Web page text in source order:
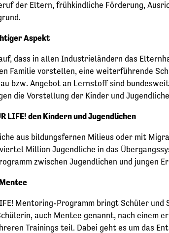
der Eltern, frühkindliche Förderung,
Aspekt
dass in allen Industrieländern das
Familie vorstellen, eine weiterführende
bzw. Angebot an Lernstoff sind
die Vorstellung der Kinder und
LIFE! den Kindern und Jugendlichen
aus bildungsfernen Milieus oder mit
Million Jugendliche in das
zwischen Jugendlichen und jungen
Mentoring-Programm bringt Schüler
auch Mentee genannt, nach einem
Trainings teil. Dabei geht es um das